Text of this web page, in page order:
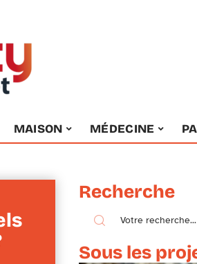
MAISON MÉDECINE
Recherche
Sous les